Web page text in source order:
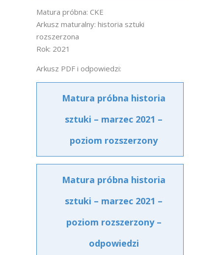
Matura próbna: CKE
Arkusz maturalny: historia sztuki
rozszerzona
Rok: 2021
Arkusz PDF i odpowiedzi:
Matura próbna historia
sztuki – marzec 2021 –
poziom rozszerzony
Matura próbna historia
sztuki – marzec 2021 –
poziom rozszerzony –
odpowiedzi